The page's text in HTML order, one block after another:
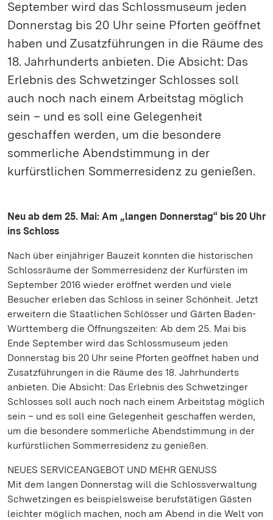
September wird das Schlossmuseum jeden
Donnerstag bis 20 Uhr seine Pforten geöffnet
haben und Zusatzführungen in die Räume des
18. Jahrhunderts anbieten. Die Absicht: Das
Erlebnis des Schwetzinger Schlosses soll
auch noch nach einem Arbeitstag möglich
sein – und es soll eine Gelegenheit
geschaffen werden, um die besondere
sommerliche Abendstimmung in der
kurfürstlichen Sommerresidenz zu genießen.
Neu ab dem 25. Mai: Am „langen Donnerstag“ bis 20 Uhr
ins Schloss
Nach über einjähriger Bauzeit konnten die historischen
Schlossräume der Sommerresidenz der Kurfürsten im
September 2016 wieder eröffnet werden und viele
Besucher erleben das Schloss in seiner Schönheit. Jetzt
erweitern die Staatlichen Schlösser und Gärten Baden-
Württemberg die Öffnungszeiten: Ab dem 25. Mai bis
Ende September wird das Schlossmuseum jeden
Donnerstag bis 20 Uhr seine Pforten geöffnet haben und
Zusatzführungen in die Räume des 18. Jahrhunderts
anbieten. Die Absicht: Das Erlebnis des Schwetzinger
Schlosses soll auch noch nach einem Arbeitstag möglich
sein – und es soll eine Gelegenheit geschaffen werden,
um die besondere sommerliche Abendstimmung in der
kurfürstlichen Sommerresidenz zu genießen.
NEUES SERVICEANGEBOT UND MEHR GENUSS
Mit dem langen Donnerstag will die Schlossverwaltung
Schwetzingen es beispielsweise berufstätigen Gästen
leichter möglich machen, noch am Abend in die Welt von